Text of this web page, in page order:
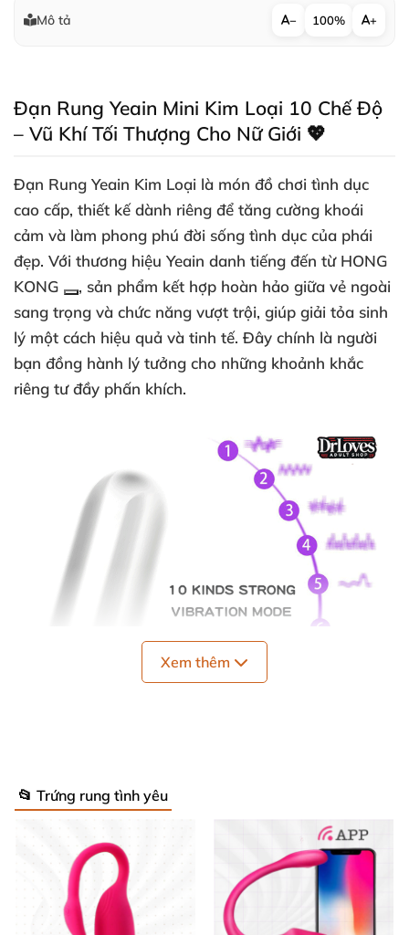
Mô tả − 100% +
Đạn Rung Yeain Mini Kim Loại 10 Chế Độ
– Vũ Khí Tối Thượng Cho Nữ Giới 💖
Đạn Rung Yeain Kim Loại là món đồ chơi tình dục
cao cấp, thiết kế dành riêng để tăng cường khoái
cảm và làm phong phú đời sống tình dục của phái
đẹp. Với thương hiệu Yeain danh tiếng đến từ HONG
KONG
, sản phẩm kết hợp hoàn hảo giữa vẻ ngoài
sang trọng và chức năng vượt trội, giúp giải tỏa sinh
lý một cách hiệu quả và tinh tế. Đây chính là người
bạn đồng hành lý tưởng cho những khoảnh khắc
riêng tư đầy phấn khích.
Đạn Rung Mini Kim Loại 10 Chế Độ - Kích Thích Cực Mạnh -
Thông Số Kỹ Thuật Nổi Bật ⚙️
Xem thêm
📂 Trứng rung tình yêu